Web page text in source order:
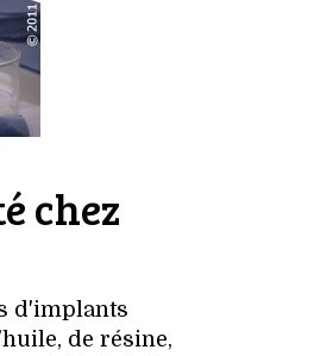
chez
d'implants
de résine,